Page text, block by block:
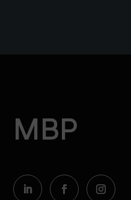
MBP